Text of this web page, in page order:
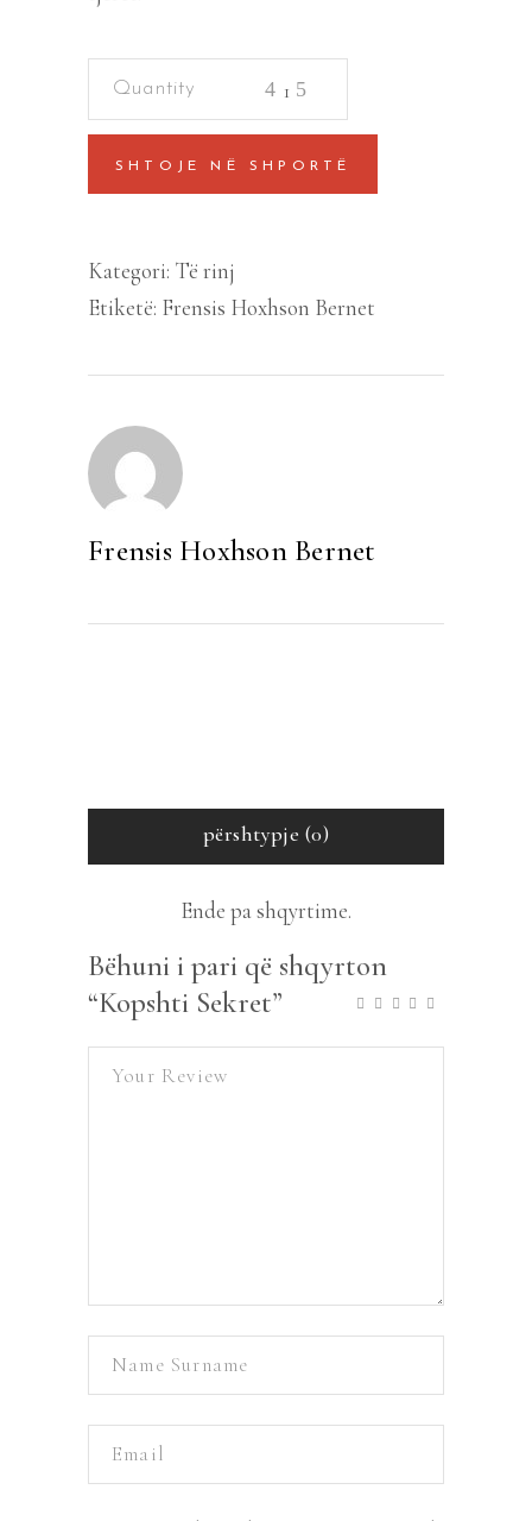
quantity
SHTOJE NË SHPORTË
Kategori: Të rinj
Etiketë: Frensis Hoxhson Bernet
Frensis Hoxhson Bernet
përshtypje (0)
Ende pa shqyrtime.
Bëhuni i pari që shqyrton
“Kopshti Sekret”